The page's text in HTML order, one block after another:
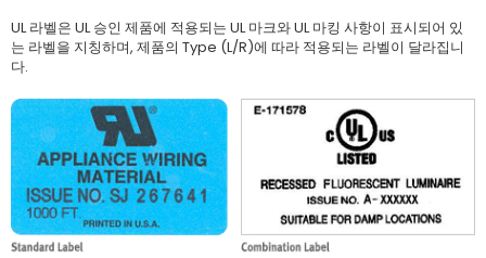
UL 라벨은 UL 승인 제품에 적용되는 UL 마크와 UL 마킹 사항이 표시되어 있
는 라벨을 지칭하며, 제품의 Type (L/R)에 따라 적용되는 라벨이 달라집니
다.